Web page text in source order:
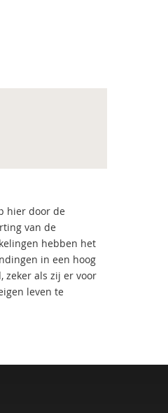
hier door de
van de
hebben het
in een hoog
zeker als zij er voor
leven te